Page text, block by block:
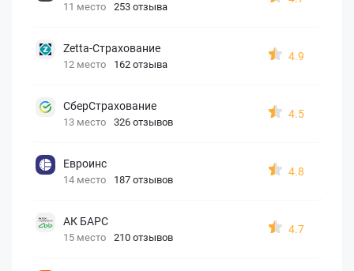
11 место 253 отзыва
Zetta-Страхование
12 место 162 отзыва
4.9
СберСтрахование
13 место 326 отзывов
4.5
Евроинс
14 место 187 отзывов
4.8
АК БАРС
15 место 210 отзывов
4.7